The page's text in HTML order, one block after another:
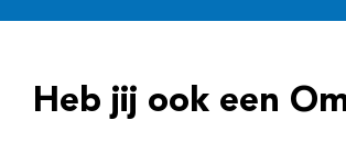
Heb jij ook een